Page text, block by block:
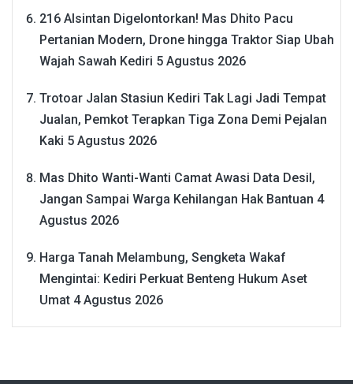
216 Alsintan Digelontorkan! Mas Dhito Pacu
Pertanian Modern, Drone hingga Traktor Siap Ubah
Wajah Sawah Kediri 5 Agustus 2026
Trotoar Jalan Stasiun Kediri Tak Lagi Jadi Tempat
Jualan, Pemkot Terapkan Tiga Zona Demi Pejalan
Kaki 5 Agustus 2026
Mas Dhito Wanti-Wanti Camat Awasi Data Desil,
Jangan Sampai Warga Kehilangan Hak Bantuan 4
Agustus 2026
Harga Tanah Melambung, Sengketa Wakaf
Mengintai: Kediri Perkuat Benteng Hukum Aset
Umat 4 Agustus 2026